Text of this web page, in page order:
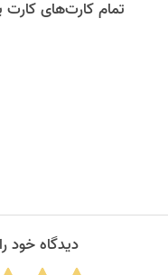
تمام کارت‌های کارت
دیدگاه خود